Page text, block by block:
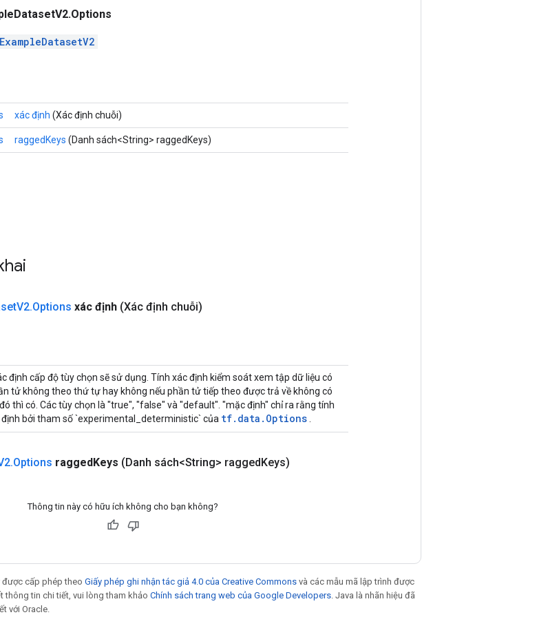
xác định (Xác định chuỗi)
raggedKeys (Danh sách<String> raggedKeys)
V2.Options xác định (Xác định chuỗi)
định cấp độ tùy chọn sẽ sử dụng. Tính xác định kiểm soát xem tập dữ liệu có
tử không theo thứ tự hay không nếu phần tử tiếp theo được trả về không có
thì có. Các tùy chọn là "true", "false" và "default". "mặc định" chỉ ra rằng tính
bởi tham số `experimental_deterministic` của tf.data.Options
.Options raggedKeys (Danh sách<String> raggedKeys)
Thông tin này có hữu ích không cho bạn không?
được cấp phép theo Giấy phép ghi nhận tác giả 4.0 của Creative Commons và các mẫu mã lập trình được
thông tin chi tiết, vui lòng tham khảo Chính sách trang web của Google Developers . Java là nhãn hiệu đã
với Oracle.